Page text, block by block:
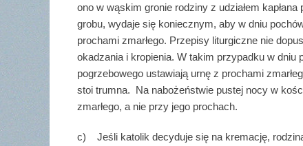
ono w wąskim gronie rodziny z udziałem
grobu, wydaje się koniecznym, aby w dniu
prochami zmarłego. Przepisy liturgiczne nie
okadzania i kropienia. W takim przypadku w dniu
pogrzebowego ustawiają urnę z prochami
stoi trumna. Na nabożeństwie pustej nocy w
zmarłego, a nie przy jego prochach.
c) Jeśli katolik decyduje się na kremację, rodzina